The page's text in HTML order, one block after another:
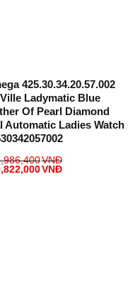
425.30.34.20.57.002
Ladymatic Blue
Of Pearl Diamond
Automatic Ladies Watch
VNĐ
VNĐ